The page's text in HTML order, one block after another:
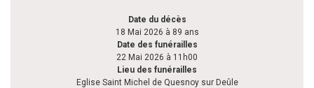
Date du décès
18 Mai 2026 à 89 ans
Date des funérailles
22 Mai 2026 à 11h00
Lieu des funérailles
Eglise Saint Michel de Quesnoy sur Deûle